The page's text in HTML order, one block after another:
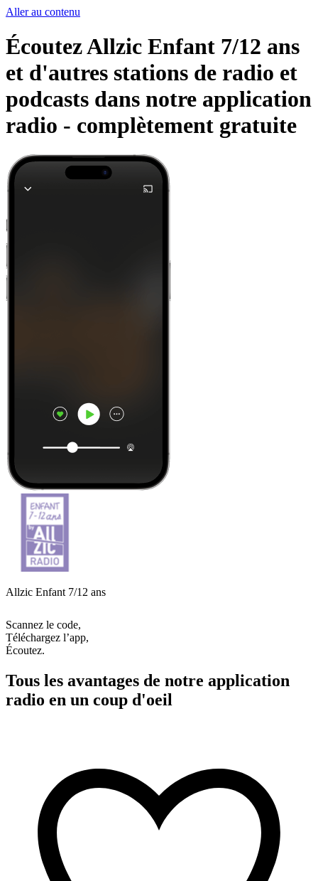
Aller au contenu
Écoutez Allzic Enfant 7/12 ans
et d'autres stations de radio et
podcasts dans notre application
radio - complètement gratuite
Allzic Enfant 7/12 ans
Scannez le code,
Téléchargez l’app,
Écoutez.
Tous les avantages de notre application
radio en un coup d'oeil